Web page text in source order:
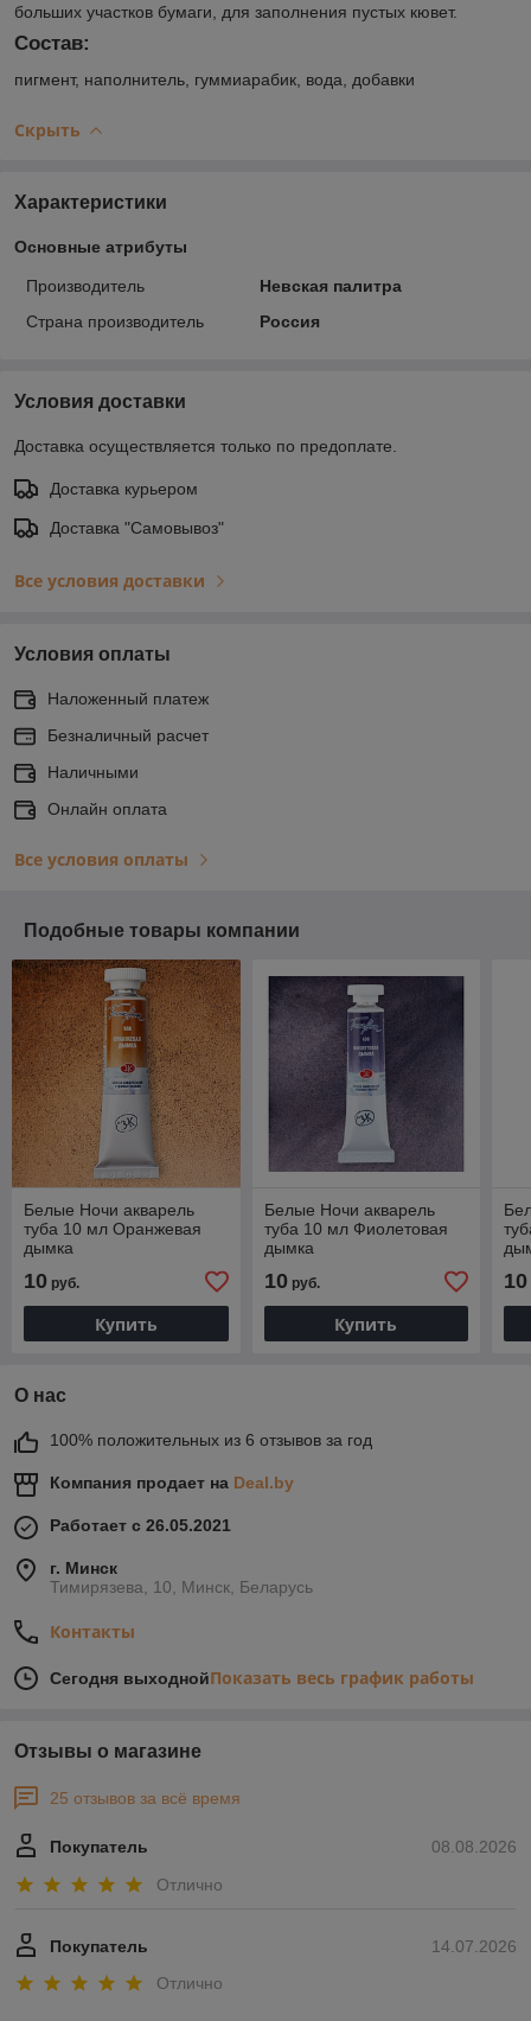
больших участков бумаги, для заполнения пустых кювет.
Состав:
пигмент, наполнитель, гуммиарабик, вода, добавки
Скрыть
Характеристики
Основные атрибуты
Производитель
Невская палитра
Страна производитель
Россия
Условия доставки
Доставка осуществляется только по предоплате.
Доставка курьером
Доставка "Самовывоз"
Все условия доставки
Условия оплаты
Наложенный платеж
Безналичный расчет
Наличными
Онлайн оплата
Все условия оплаты
Подобные товары компании
Белые Ночи акварель
туба 10 мл Оранжевая
дымка
10 руб.
Купить
Белые Ночи акварель
туба 10 мл Фиолетовая
дымка
10руб.
Купить
10
О нас
100% положительных из 6 отзывов за год
Компания продает на Deal.by
Работает с 26.05.2021
г. Минск
Тимирязева, 10, Минск, Беларусь
Контакты
Сегодня выходнойПоказать весь график работы
Отзывы о магазине
25 отзывов за всё время
08.08.2026
Покупатель
Отлично
14.07.2026
Покупатель
Отлично